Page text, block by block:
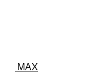
MAX